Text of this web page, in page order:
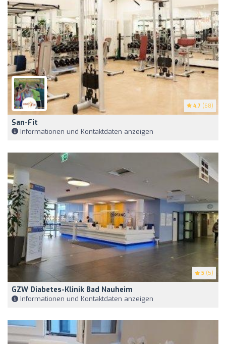
4.7 (68)
San-Fit
Informationen und Kontaktdaten anzeigen
5 (5)
GZW Diabetes-Klinik Bad Nauheim
Informationen und Kontaktdaten anzeigen